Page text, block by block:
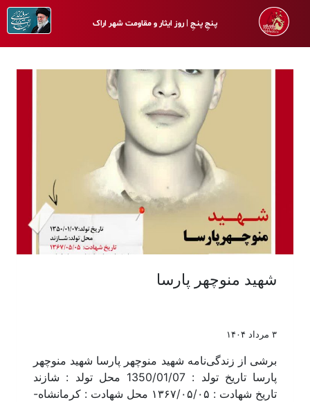
پـنجِ پنـجِ | روز ایثار و مقاومت شهر اراک
شهید منوچهر پارسا
۳ مرداد ۱۴۰۴
برشی از زندگی‌نامه شهید منوچهر پارسا شهید منوچهر
پارسا تاریخ تولد : 1350/01/07 محل تولد : شازند
تاریخ شهادت : ۱۳۶۷/۰۵/۰۵ محل شهادت : کرمانشاه-